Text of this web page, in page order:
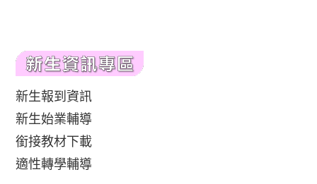
新生報到資訊
新生始業輔導
銜接教材下載
適性轉學輔導